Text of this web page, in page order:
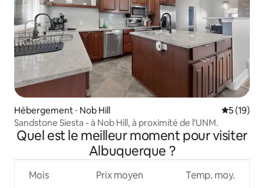
Hébergement ⋅ Nob Hill
5 (19)
Sandstone Siesta - à Nob Hill, à proximité de l'UNM.
Quel est le meilleur moment pour visiter
Albuquerque ?
Mois Prix moyen Temp. moy.